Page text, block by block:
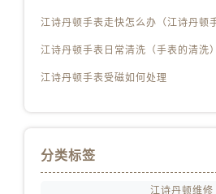
江诗丹顿手表日常清洗（手表的清洗）
江诗丹顿手表受磁如何处理
分类标签
江诗丹顿维修